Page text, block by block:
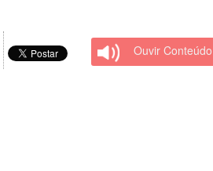
Ouvir Conteúdo